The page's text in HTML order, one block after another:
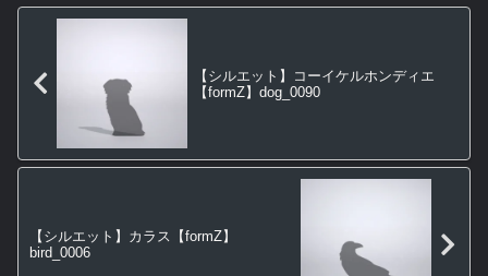
【シルエット】コーイケルホンディエ
【formZ】dog_0090
【シルエット】カラス【formZ】
bird_0006